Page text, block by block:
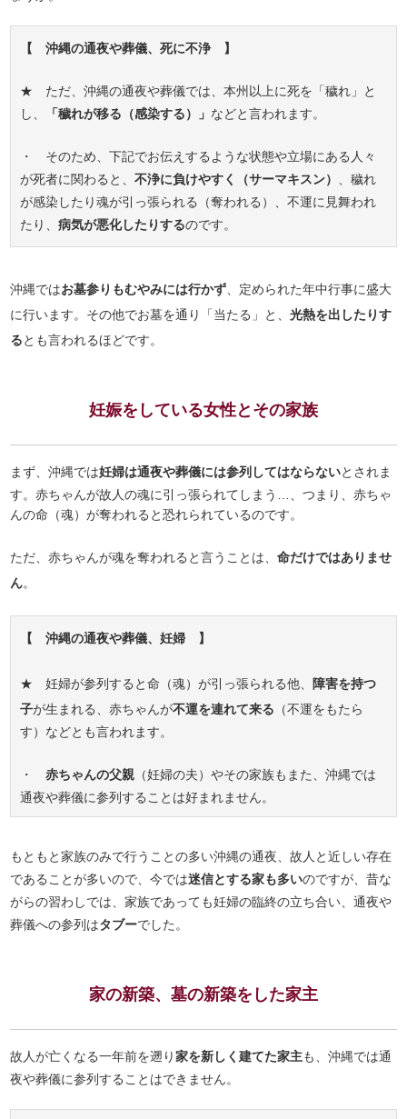
【 沖縄の通夜や葬儀、死に不浄 】
★ ただ、沖縄の通夜や葬儀では、本州以上に死を「穢れ」と
し、
「穢れが移る（感染する）」 などと言われます。
・ そのため、下記でお伝えするような状態や立場にある人々
が死者に関わると、不浄に負けやすく（サーマキスン） 、穢れ
が感染したり魂が引っ張られる（奪われる）、不運に見舞われ
たり、病気が悪化したりするのです。
沖縄ではお墓参りもむやみには行かず、定められた年中行事に盛大
に行います。その他でお墓を通り「当たる」と、光熱を出したりす
るとも言われるほどです。
妊娠をしている女性とその家族
まず、沖縄では妊婦は通夜や葬儀には参列してはならないとされま
す。赤ちゃんが故人の魂に引っ張られてしまう…、つまり、赤ちゃ
んの命（魂）が奪われると恐れられているのです。
ただ、赤ちゃんが魂を奪われると言うことは、命だけではありませ
ん。
【 沖縄の通夜や葬儀、妊婦 】
★ 妊婦が参列すると命（魂）が引っ張られる他、
障害を持つ
子が生まれる、赤ちゃんが不運を連れて来る （不運をもたら
す）などとも言われます。
・赤ちゃんの父親 （妊婦の夫）やその家族もまた、沖縄では
通夜や葬儀に参列することは好まれません。
もともと家族のみで行うことの多い沖縄の通夜、故人と近しい存在
であることが多いので、今では迷信とする家も多いのですが、昔な
がらの習わしでは、家族であっても妊婦の臨終の立ち合い、通夜や
葬儀への参列はタブーでした。
家の新築、墓の新築をした家主
故人が亡くなる一年前を遡り家を新しく建てた家主も、沖縄では通
夜や葬儀に参列することはできません。